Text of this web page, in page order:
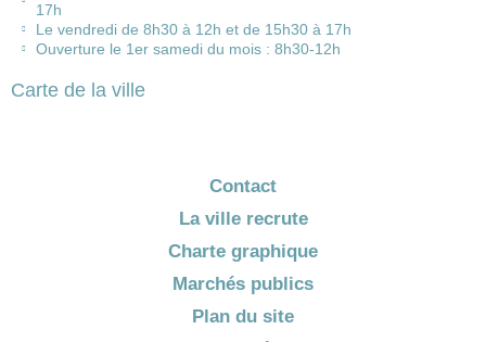
17h
Le vendredi de 8h30 à 12h et de 15h30 à 17h
Ouverture le 1er samedi du mois : 8h30-12h
Carte de la ville
Contact
La ville recrute
Charte graphique
Marchés publics
Plan du site